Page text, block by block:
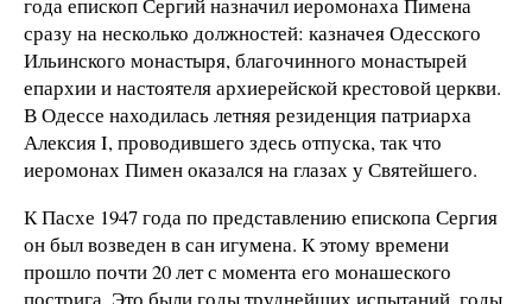
сразу на несколько должностей: казначея Одесского
Ильинского монастыря, благочинного монастырей
епархии и настоятеля архиерейской крестовой церкви.
В Одессе находилась летняя резиденция патриарха
Алексия I, проводившего здесь отпуска, так что
иеромонах Пимен оказался на глазах у Святейшего.
К Пасхе 1947 года по представлению епископа Сергия
он был возведен в сан игумена. К этому времени
прошло почти 20 лет с момента его монашеского
пострига. Это были годы труднейших испытаний, годы